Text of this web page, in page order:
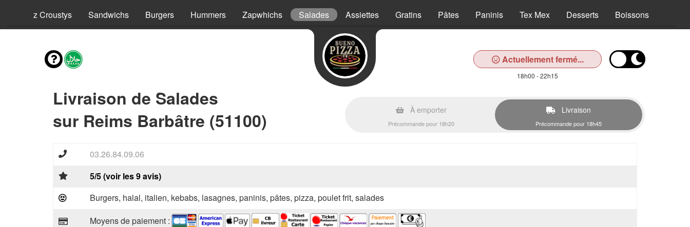
Riz Croustys Sandwichs Burgers Hummers Zapwhichs Salades Assiettes Gratins Pâtes Paninis Tex Mex Desserts Boissons
Actuellement fermé...
18h00 - 22h15
Livraison de Salades
sur Reims Barbâtre (51100)
À emporter
Précommande pour 18h20
Livraison
Précommande pour 18h45
03.26.84.09.06
5/5 (voir les 9 avis)
Burgers, halal, italien, kebabs, lasagnes, paninis, pâtes, pizza, poulet frit, salades
Moyens de paiement :